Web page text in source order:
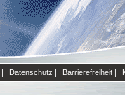
| Datenschutz | Barrierefreiheit |